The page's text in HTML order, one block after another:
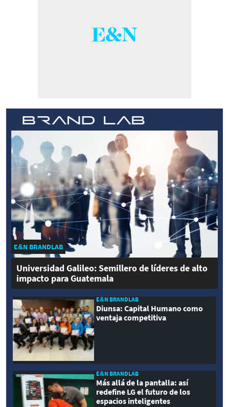
E&N BRANDLAB
Universidad Galileo: Semillero de líderes de alto
impacto para Guatemala
E&N BRANDLAB
Diunsa: Capital Humano como
ventaja competitiva
E&N BRANDLAB
Más allá de la pantalla: así
redefine LG el futuro de los
espacios inteligentes